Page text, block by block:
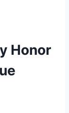
Honor